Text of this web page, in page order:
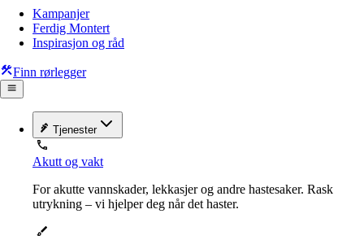
Kampanjer
Ferdig Montert
Inspirasjon og råd
Finn rørlegger
Tjenester
Akutt og vakt
For akutte vannskader, lekkasjer og andre hastesaker. Rask
utrykning – vi hjelper deg når det haster.